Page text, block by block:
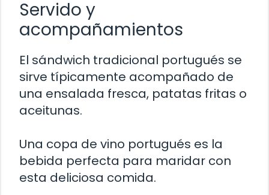
Servido y
acompañamientos
El sándwich tradicional portugués se
sirve típicamente acompañado de
una ensalada fresca, patatas fritas o
aceitunas.
Una copa de vino portugués es la
bebida perfecta para maridar con
esta deliciosa comida.